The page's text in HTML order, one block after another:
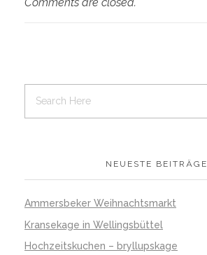
NEUESTE BEITRÄGE
Ammersbeker Weihnachtsmarkt
Kransekage in Wellingsbüttel
Hochzeitskuchen – bryllupskage